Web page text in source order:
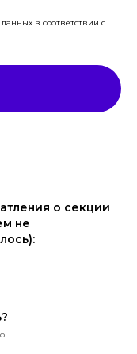
в соответствии с
о секции
не